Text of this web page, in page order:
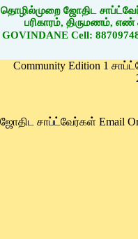
தொழில்முறை ஜோதிட
பரிகாரம், திருமணம், எண்
GOVINDANE Cell:
Community Edition 1
ஜோதிட சாப்ட்வேர்கள் Email